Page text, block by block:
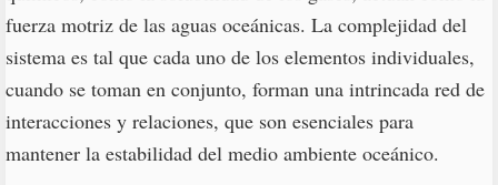
fuerza motriz de las aguas oceánicas. La complejidad del
sistema es tal que cada uno de los elementos individuales,
cuando se toman en conjunto, forman una intrincada red de
interacciones y relaciones, que son esenciales para
mantener la estabilidad del medio ambiente oceánico.